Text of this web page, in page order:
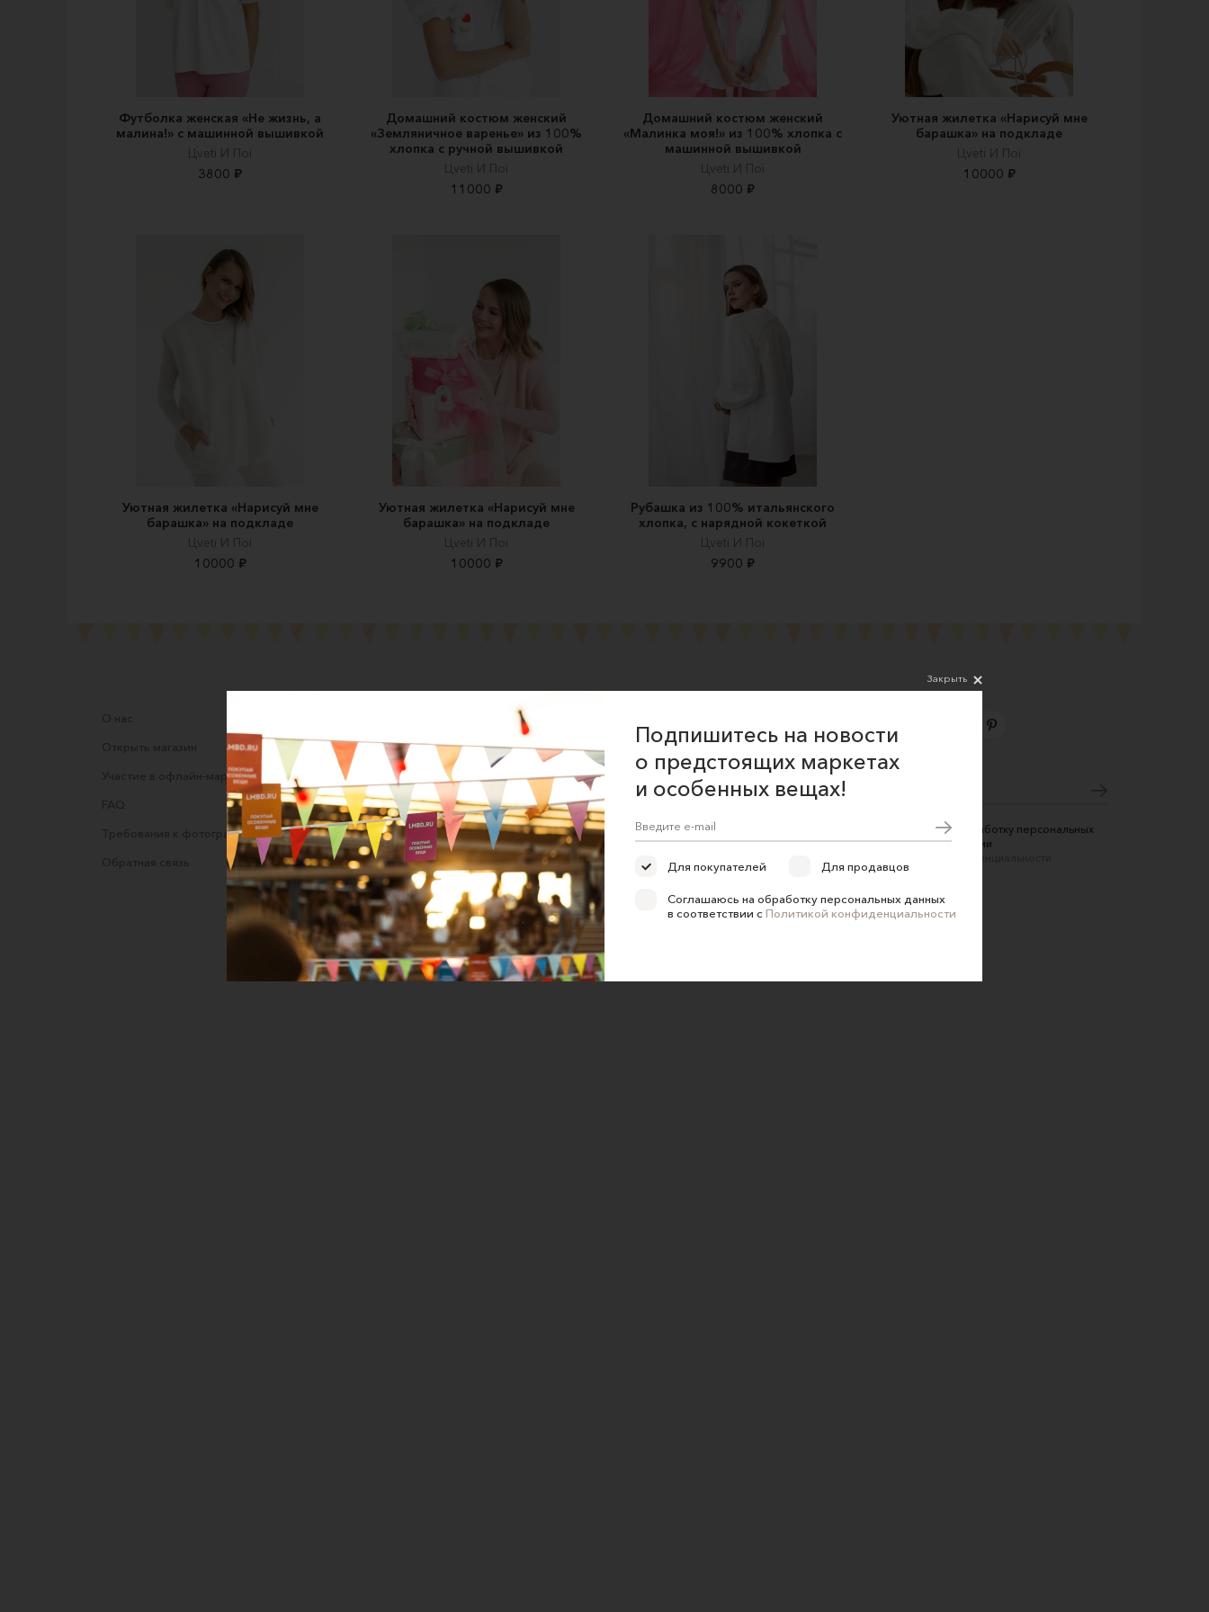
Футболка женская «Не жизнь, а
малина!» с машинной вышивкой
Цveti И Пoi
3800 ₽
Домашний костюм женский
«Земляничное варенье» из 100%
хлопка с ручной вышивкой
Цveti И Пoi
11000 ₽
Домашний костюм женский
«Малинка моя!» из 100% хлопка с
машинной вышивкой
Цveti И Пoi
8000 ₽
Уютная жилетка «Нарисуй мне
барашка» на подкладе
Цveti И Пoi
10000 ₽
Уютная жилетка «Нарисуй мне
барашка» на подкладе
Цveti И Пoi
10000 ₽
Уютная жилетка «Нарисуй мне
барашка» на подкладе
Цveti И Пoi
10000 ₽
Рубашка из 100% итальянского
хлопка, с нарядной кокеткой
Цveti И Пoi
9900 ₽
О нас
Открыть магазин
Участие в офлайн-маркете
FAQ
Требования к фотографиям
Обратная связь
Соглашение об оказании услуг
Правила сайта
Оферта для продавцов
Оферта для покупателей
Политика конфиденциальности
Согласие на обработку персональных
данных
Подпишитесь на новости
Соглашаюсь на обработку персональных
данных в соответствии
Закрыть
Подпишитесь на новости
о предстоящих маркетах
и особенных вещах!
Для покупателей Для продавцов
Соглашаюсь на обработку персональных данных
в соответствии с Политикой конфиденциальности